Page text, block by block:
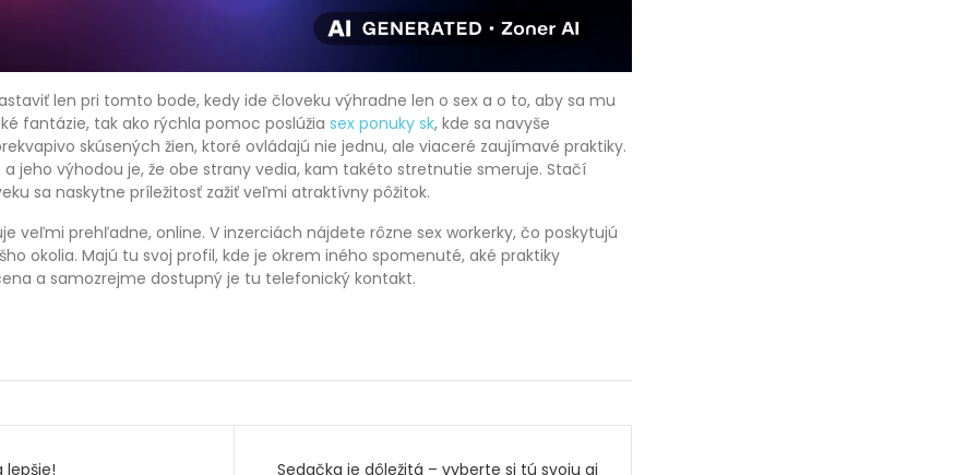
len pri tomto bode, kedy ide človeku výhradne len o sex a o to, aby sa mu
fantázie, tak ako rýchla pomoc poslúžia sex ponuky sk, kde sa navyše
skúsených žien, ktoré ovládajú nie jednu, ale viaceré zaujímavé praktiky.
jeho výhodou je, že obe strany vedia, kam takéto stretnutie smeruje. Stačí
sa naskytne príležitosť zažiť veľmi atraktívny pôžitok.
veľmi prehľadne, online. V inzerciách nájdete rôzne sex workerky, čo poskytujú
okolia. Majú tu svoj profil, kde je okrem iného spomenuté, aké praktiky
a samozrejme dostupný je tu telefonický kontakt.
lepšie! Sedačka je dôležitá – vyberte si tú svoju aj